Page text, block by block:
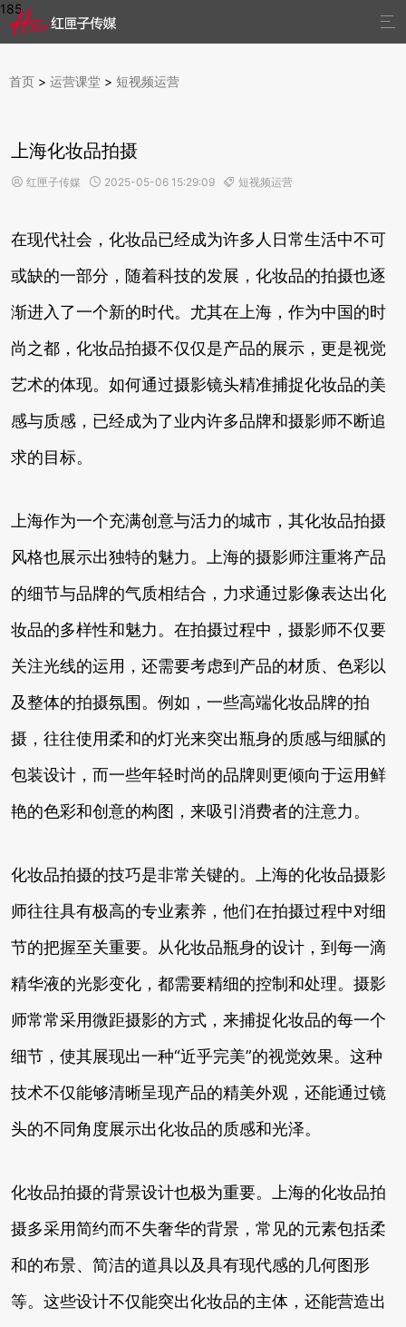
185

首页 > 运营课堂 > 短视频运营
上海化妆品拍摄
 红匣子传媒  2025-05-06 15:29:09  短视频运营
在现代社会，化妆品已经成为许多人日常生活中不可
或缺的一部分，随着科技的发展，化妆品的拍摄也逐
渐进入了一个新的时代。尤其在上海，作为中国的时
尚之都，化妆品拍摄不仅仅是产品的展示，更是视觉
艺术的体现。如何通过摄影镜头精准捕捉化妆品的美
感与质感，已经成为了业内许多品牌和摄影师不断追
求的目标。
上海作为一个充满创意与活力的城市，其化妆品拍摄
风格也展示出独特的魅力。上海的摄影师注重将产品
的细节与品牌的气质相结合，力求通过影像表达出化
妆品的多样性和魅力。在拍摄过程中，摄影师不仅要
关注光线的运用，还需要考虑到产品的材质、色彩以
及整体的拍摄氛围。例如，一些高端化妆品牌的拍
摄，往往使用柔和的灯光来突出瓶身的质感与细腻的
包装设计，而一些年轻时尚的品牌则更倾向于运用鲜
艳的色彩和创意的构图，来吸引消费者的注意力。
化妆品拍摄的技巧是非常关键的。上海的化妆品摄影
师往往具有极高的专业素养，他们在拍摄过程中对细
节的把握至关重要。从化妆品瓶身的设计，到每一滴
精华液的光影变化，都需要精细的控制和处理。摄影
师常常采用微距摄影的方式，来捕捉化妆品的每一个
细节，使其展现出一种“近乎完美”的视觉效果。这种
技术不仅能够清晰呈现产品的精美外观，还能通过镜
头的不同角度展示出化妆品的质感和光泽。
化妆品拍摄的背景设计也极为重要。上海的化妆品拍
摄多采用简约而不失奢华的背景，常见的元素包括柔
和的布景、简洁的道具以及具有现代感的几何图形
等。这些设计不仅能突出化妆品的主体，还能营造出